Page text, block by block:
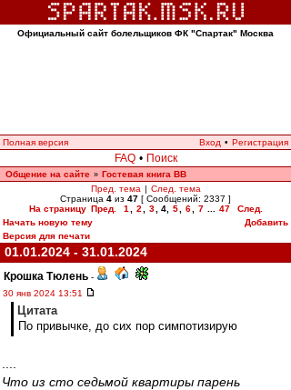
Официальный сайт болельщиков ФК "Спартак" Москва
Полная версия Вход • Регистрация
FAQ • Поиск
Общение на сайте » Гостевая книга ВВ
Пред. тема | След. тема
Страница 4 из 47 [ Сообщений: 2337 ]
На страницу Пред. 1 2 3 4, 5 6 7 47
След.
Начать новую тему
Добавить
Версия для печати
01.01.2024 - 31.01.2024
Крошка Тюлень -
30 янв 2024 13:51
Цитата
По привычке, до сих пор симпотизирую
Что из сто седьмой квартиры парень